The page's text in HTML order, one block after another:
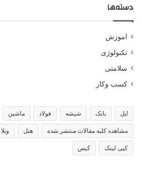
دسته‌ها
اموزش
تکنولوژی
سلامتی
کسب وکار
اپل بانک شیشه فولاد ماشین
مشاهده کلیه مقالات منتشر شده هتل ویلا
کپی لینک کیس